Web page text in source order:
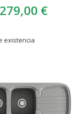
279,00 €
existencia